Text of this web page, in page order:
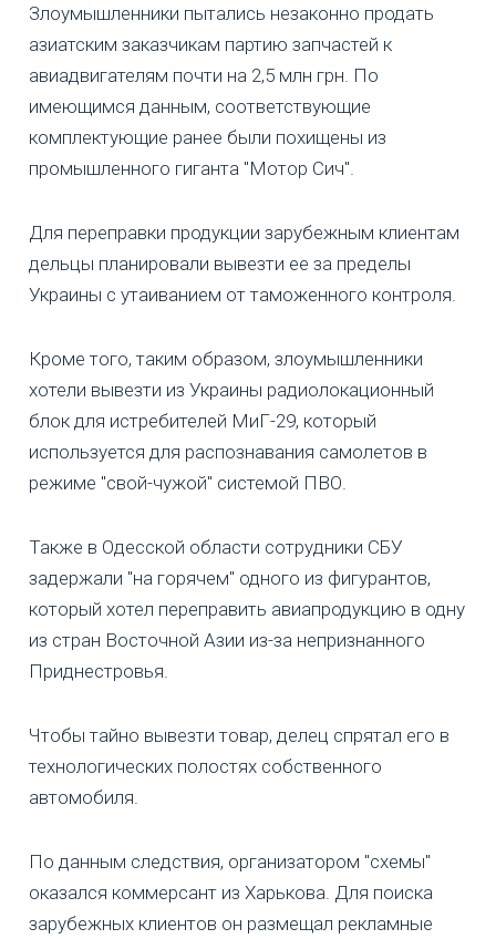
Злоумышленники пытались незаконно продать
азиатским заказчикам партию запчастей к
авиадвигателям почти на 2,5 млн грн. По
имеющимся данным, соответствующие
комплектующие ранее были похищены из
промышленного гиганта "Мотор Сич".
Для переправки продукции зарубежным клиентам
дельцы планировали вывезти ее за пределы
Украины с утаиванием от таможенного контроля.
Кроме того, таким образом, злоумышленники
хотели вывезти из Украины радиолокационный
блок для истребителей МиГ-29, который
используется для распознавания самолетов в
режиме "свой-чужой" системой ПВО.
Также в Одесской области сотрудники СБУ
задержали "на горячем" одного из фигурантов,
который хотел переправить авиапродукцию в одну
из стран Восточной Азии из-за непризнанного
Приднестровья.
Чтобы тайно вывезти товар, делец спрятал его в
технологических полостях собственного
автомобиля.
По данным следствия, организатором "схемы"
оказался коммерсант из Харькова. Для поиска
зарубежных клиентов он размещал рекламные